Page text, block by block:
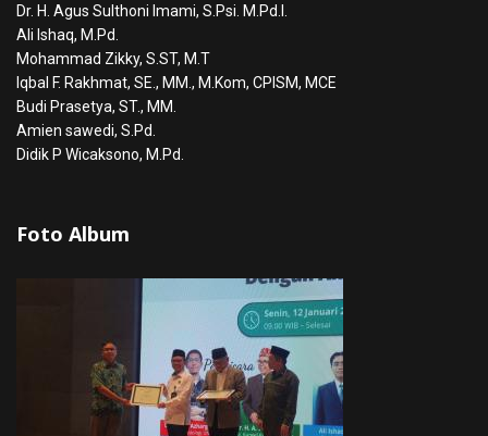
Dr. H. Agus Sulthoni Imami, S.Psi. M.Pd.I.
Ali Ishaq, M.Pd.
Mohammad Zikky, S.ST, M.T
Iqbal F. Rakhmat, SE., MM., M.Kom, CPISM, MCE
Budi Prasetya, ST., MM.
Amien sawedi, S.Pd.
Didik P Wicaksono, M.Pd.
Foto Album